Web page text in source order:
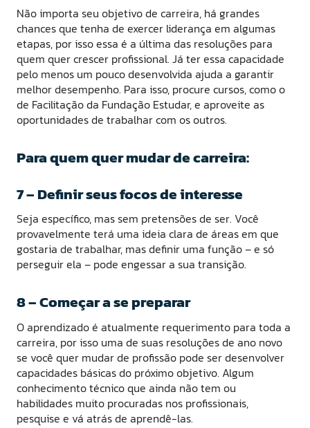
Não importa seu objetivo de carreira, há grandes
chances que tenha de exercer liderança em algumas
etapas, por isso essa é a última das resoluções para
quem quer crescer profissional. Já ter essa capacidade
pelo menos um pouco desenvolvida ajuda a garantir
melhor desempenho. Para isso, procure cursos, como o
de Facilitação da Fundação Estudar, e aproveite as
oportunidades de trabalhar com os outros.
Para quem quer mudar de carreira:
7 – Definir seus focos de interesse
Seja específico, mas sem pretensões de ser. Você
provavelmente terá uma ideia clara de áreas em que
gostaria de trabalhar, mas definir uma função – e só
perseguir ela – pode engessar a sua transição.
8 – Começar a se preparar
O aprendizado é atualmente requerimento para toda a
carreira, por isso uma de suas resoluções de ano novo
se você quer mudar de profissão pode ser desenvolver
capacidades básicas do próximo objetivo. Algum
conhecimento técnico que ainda não tem ou
habilidades muito procuradas nos profissionais,
pesquise e vá atrás de aprendê-las.